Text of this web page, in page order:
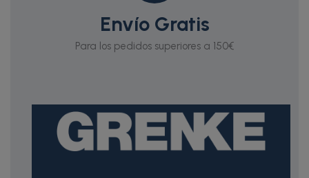
Envío Gratis
Para los pedidos superiores a 150€